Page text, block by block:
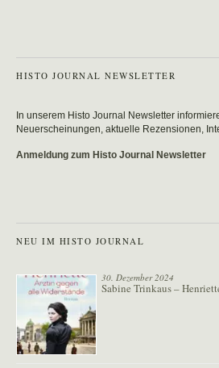
HISTO JOURNAL NEWSLETTER
In unserem Histo Journal Newsletter
Neuerscheinungen, aktuelle Rezensionen,
Anmeldung zum Histo Journal Newsletter
NEU IM HISTO JOURNAL
30. Dezember 2024
Sabine Trinkaus –